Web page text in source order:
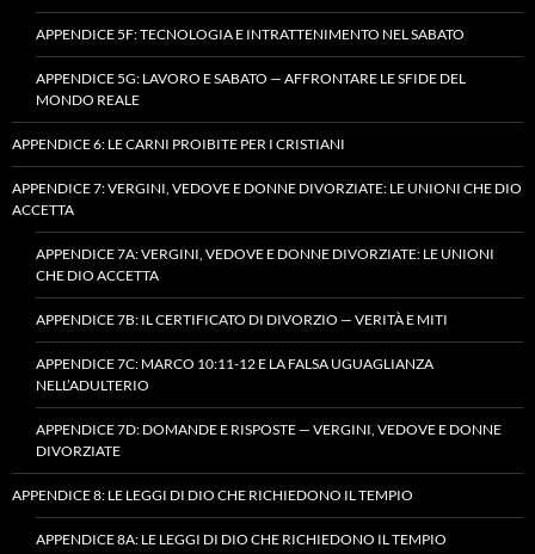
APPENDICE 5F: TECNOLOGIA E INTRATTENIMENTO NEL SABATO
APPENDICE 5G: LAVORO E SABATO — AFFRONTARE LE SFIDE DEL
MONDO REALE
APPENDICE 6: LE CARNI PROIBITE PER I CRISTIANI
APPENDICE 7: VERGINI, VEDOVE E DONNE DIVORZIATE: LE UNIONI CHE DIO
ACCETTA
APPENDICE 7A: VERGINI, VEDOVE E DONNE DIVORZIATE: LE UNIONI
CHE DIO ACCETTA
APPENDICE 7B: IL CERTIFICATO DI DIVORZIO — VERITÀ E MITI
APPENDICE 7C: MARCO 10:11-12 E LA FALSA UGUAGLIANZA
NELL’ADULTERIO
APPENDICE 7D: DOMANDE E RISPOSTE — VERGINI, VEDOVE E DONNE
DIVORZIATE
APPENDICE 8: LE LEGGI DI DIO CHE RICHIEDONO IL TEMPIO
APPENDICE 8A: LE LEGGI DI DIO CHE RICHIEDONO IL TEMPIO